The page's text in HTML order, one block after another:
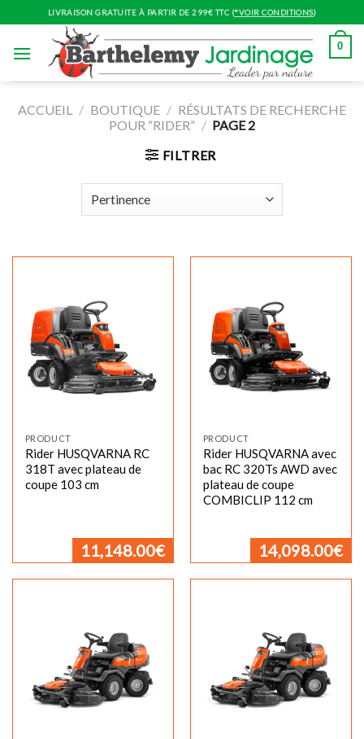
to
LIVRAISON GRATUITE À PARTIR DE 299€ TTC (*VOIR CONDITIONS)
0
ACCUEIL / BOUTIQUE / RÉSULTATS DE RECHERCHE
POUR “RIDER” / PAGE 2
FILTRER
PRODUCT
Rider HUSQVARNA RC
318T avec plateau de
coupe 103 cm
11,148.00€
PRODUCT
Rider HUSQVARNA avec
bac RC 320Ts AWD avec
plateau de coupe
COMBICLIP 112 cm
14,098.00€